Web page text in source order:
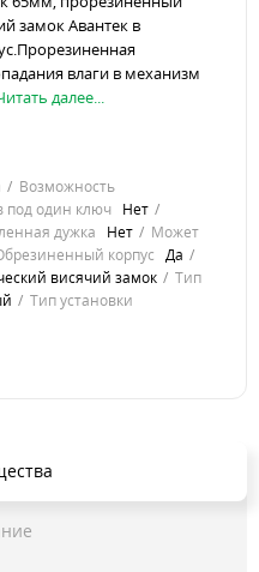
замок Авантек в
влаги в механизм
далее...
Возможность
под один ключ Нет
дужка Нет
Может
корпус Да
висячий замок
Тип
Тип установки